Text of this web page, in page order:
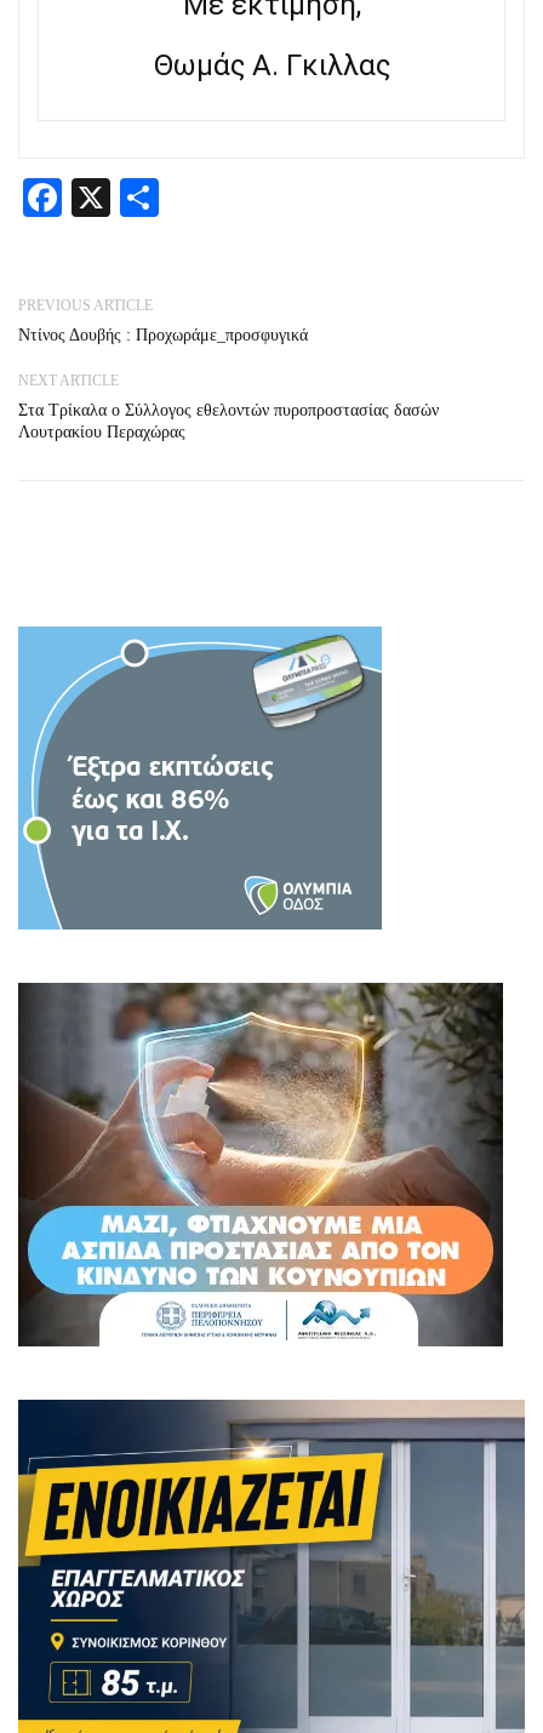
Θωμάς Α. Γκιλλας
Facebook
X
PREVIOUS ARTICLE
Ντίνος Δουβής : Προχωράμε_προσφυγικά
NEXT ARTICLE
Στα Τρίκαλα ο Σύλλογος εθελοντών πυροπροστασίας δασών
Λουτρακίου Περαχώρας